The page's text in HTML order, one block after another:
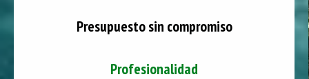
Presupuesto sin compromiso
Profesionalidad